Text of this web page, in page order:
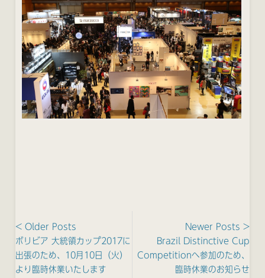
< Older Posts
ボリビア 大統領カップ2017に
出張のため、10月10日（火）
より臨時休業いたします
Newer Posts >
Brazil Distinctive Cup
Competitionへ参加のため、
臨時休業のお知らせ